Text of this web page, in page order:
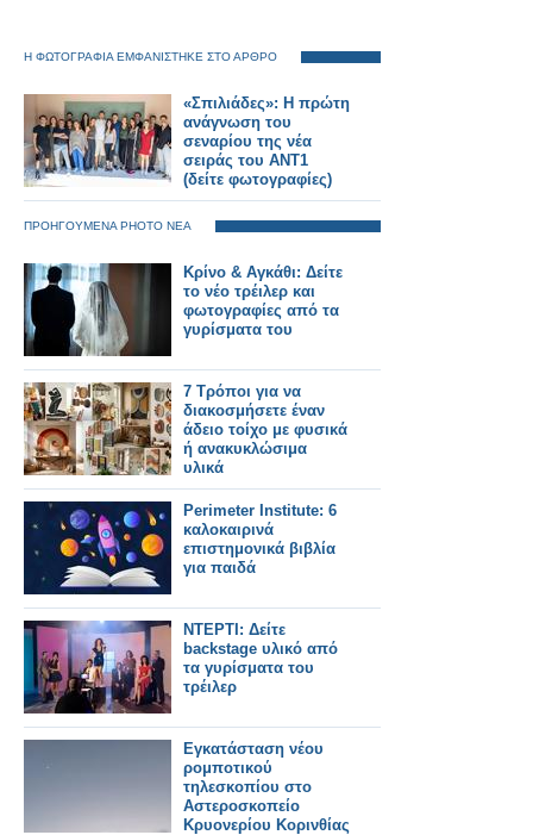
Η ΦΩΤΟΓΡΑΦΙΑ ΕΜΦΑΝΙΣΤΗΚΕ ΣΤΟ ΑΡΘΡΟ
«Σπιλιάδες»: Η πρώτη
ανάγνωση του
σεναρίου της νέα
σειράς του ΑΝΤ1
(δείτε φωτογραφίες)
ΠΡΟΗΓΟΥΜΕΝΑ PHOTO ΝΕΑ
Κρίνο & Αγκάθι: Δείτε
το νέο τρέιλερ και
φωτογραφίες από τα
γυρίσματα του
7 Τρόποι για να
διακοσμήσετε έναν
άδειο τοίχο με φυσικά
ή ανακυκλώσιμα
υλικά
Perimeter Institute: 6
καλοκαιρινά
επιστημονικά βιβλία
για παιδά
ΝΤΕΡΤΙ: Δείτε
backstage υλικό από
τα γυρίσματα του
τρέιλερ
Εγκατάσταση νέου
ρομποτικού
τηλεσκοπίου στο
Αστεροσκοπείο
Κρυονερίου Κορινθίας